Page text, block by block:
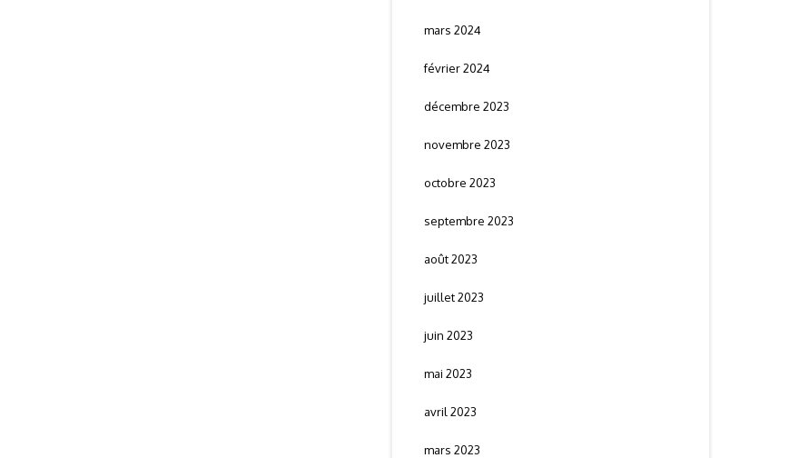
mars 2024
février 2024
décembre 2023
novembre 2023
octobre 2023
septembre 2023
août 2023
juillet 2023
juin 2023
mai 2023
avril 2023
mars 2023